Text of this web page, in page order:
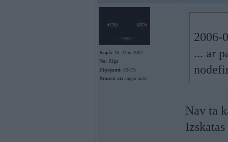
Kopš: 16. May 2002
No: Rīga
Ziņojumi: 32475
Braucu ar: sapņu auto
2006-
... ar
Nav ta